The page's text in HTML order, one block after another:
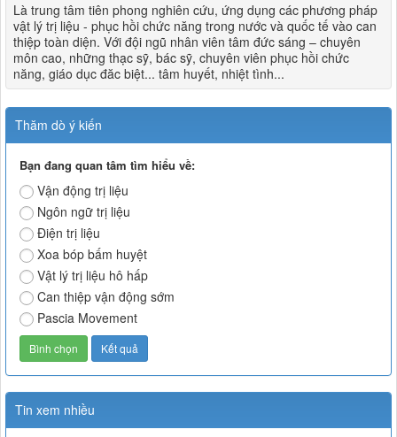
Là trung tâm tiên phong nghiên cứu, ứng dụng các phương pháp
vật lý trị liệu - phục hồi chức năng trong nước và quốc tế vào can
thiệp toàn diện. Với đội ngũ nhân viên tâm đức sáng – chuyên
môn cao, những thạc sỹ, bác sỹ, chuyên viên phục hồi chức
năng, giáo dục đăc biệt... tâm huyết, nhiệt tình...
Thăm dò ý kiến
Bạn đang quan tâm tìm hiểu về:
Vận động trị liệu
Ngôn ngữ trị liệu
Điện trị liệu
Xoa bóp bấm huyệt
Vật lý trị liệu hô hấp
Can thiệp vận động sớm
Pascia Movement
Tin xem nhiều